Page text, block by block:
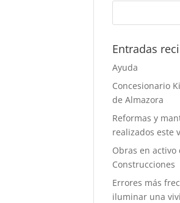
Entradas
Ayuda
Concesionario
de Almazora
Reformas y
realizados este
Obras en activo
Construcciones
Errores más
iluminar una